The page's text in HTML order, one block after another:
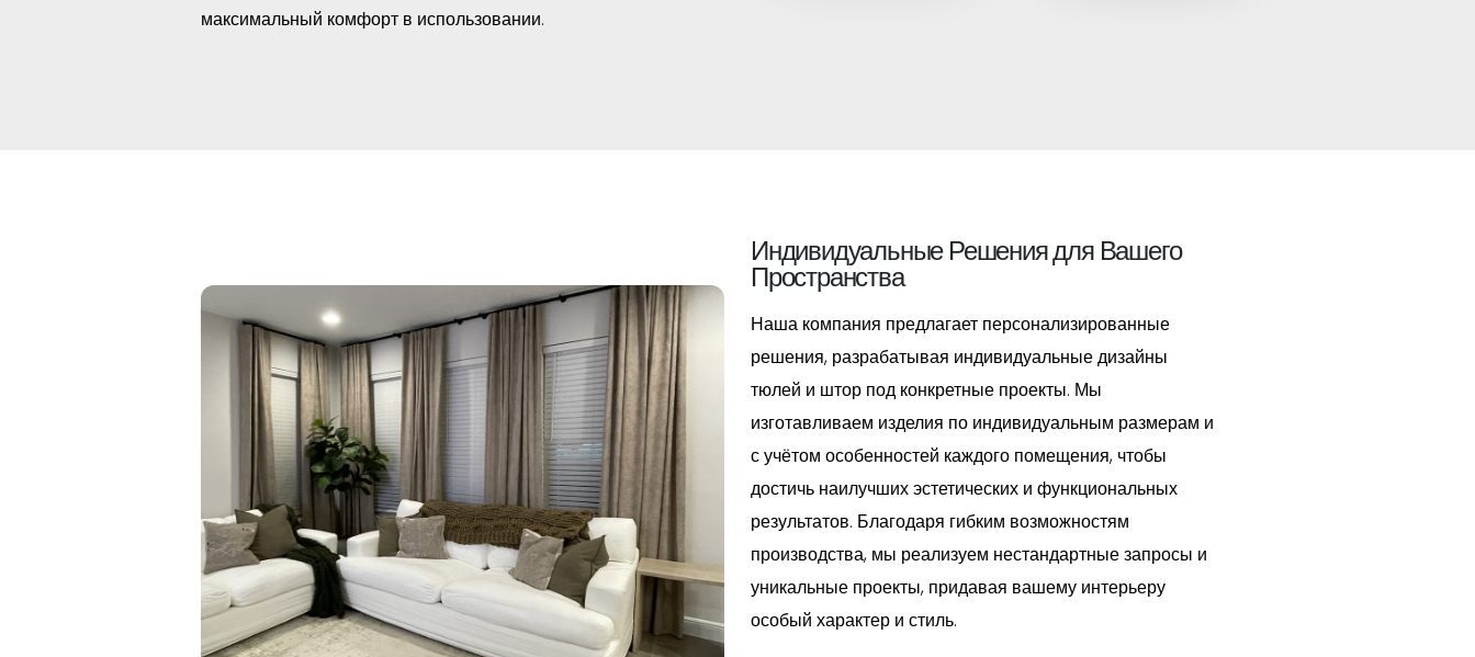
максимальный комфорт в использовании.
Индивидуальные Решения для Вашего
Пространства
Наша компания предлагает персонализированные
решения, разрабатывая индивидуальные дизайны
тюлей и штор под конкретные проекты. Мы
изготавливаем изделия по индивидуальным размерам и
с учётом особенностей каждого помещения, чтобы
достичь наилучших эстетических и функциональных
результатов. Благодаря гибким возможностям
производства, мы реализуем нестандартные запросы и
уникальные проекты, придавая вашему интерьеру
особый характер и стиль.